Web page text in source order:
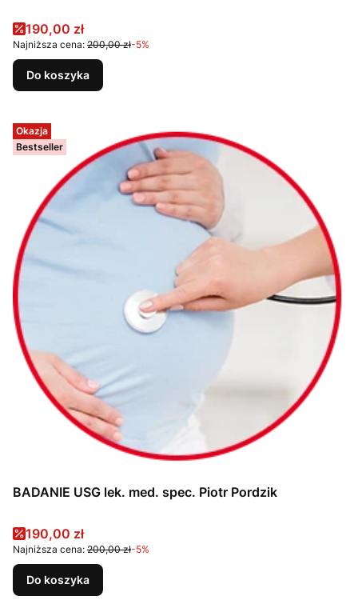
Cena promocyjna
190,00 zł
Najniższa cena: 200,00 zł-5%
Do koszyka
Okazja
Bestseller
BADANIE USG lek. med. spec. Piotr Pordzik
Cena promocyjna
190,00 zł
Najniższa cena: 200,00 zł-5%
Do koszyka